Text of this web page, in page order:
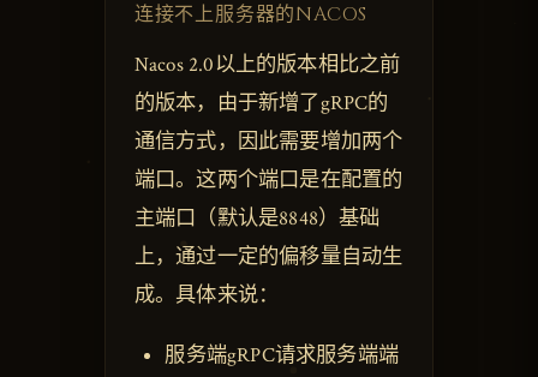
连接不上服务器的NACOS
Nacos 2.0以上的版本相比之前
的版本，由于新增了gRPC的
通信方式，因此需要增加两个
端口。这两个端口是在配置的
主端口（默认是8848）基础
上，通过一定的偏移量自动生
成。具体来说：
服务端gRPC请求服务端端